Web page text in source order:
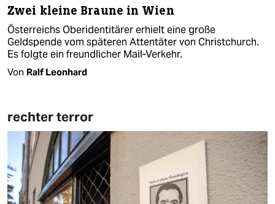
Zwei kleine Braune in Wien
Österreichs Oberidentitärer erhielt eine große
Geldspende vom späteren Attentäter von Christchurch.
Es folgte ein freundlicher Mail-Verkehr.
Von Ralf Leonhard
rechter terror